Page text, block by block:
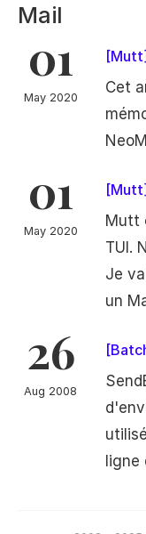
Mail
01
May 2020
Cet
01
May 2020
Mutt
TUI.
Je
un
26
Aug 2008